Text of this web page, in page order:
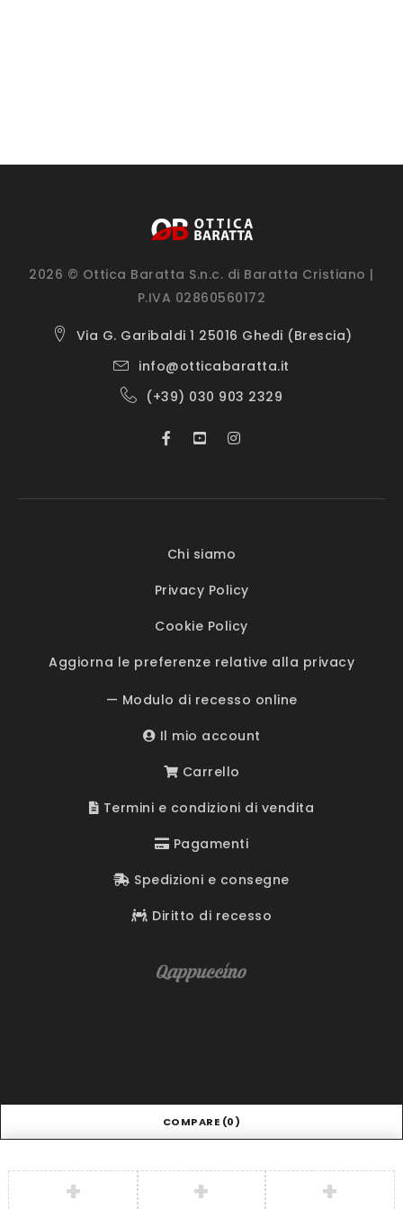
2026 © Ottica Baratta S.n.c. di Baratta Cristiano |
P.IVA 02860560172
Via G. Garibaldi 1 25016 Ghedi (Brescia)
info@otticabaratta.it
(+39) 030 903 2329
Chi siamo
Privacy Policy
Cookie Policy
Aggiorna le preferenze relative alla privacy
— Modulo di recesso online
Il mio account
Carrello
Termini e condizioni di vendita
Pagamenti
Spedizioni e consegne
Diritto di recesso
COMPARE (0)